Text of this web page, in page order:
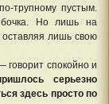
трупному пустым.
Но лишь на
оставляя лишь свою
говорит спокойно и
серьезно
здесь просто по